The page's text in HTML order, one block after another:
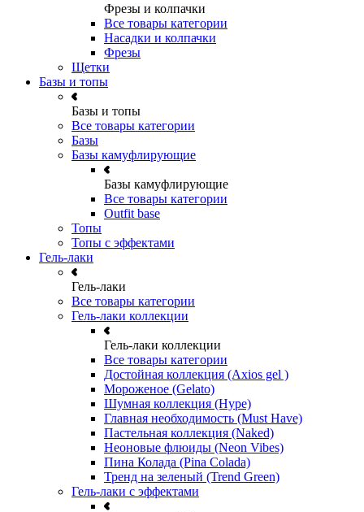
Фрезы и колпачки
Все товары категории
Насадки и колпачки
Фрезы
Щетки
Базы и топы
Базы и топы
Все товары категории
Базы
Базы камуфлирующие
Базы камуфлирующие
Все товары категории
Outfit base
Топы
Топы с эффектами
Гель-лаки
Гель-лаки
Все товары категории
Гель-лаки коллекции
Гель-лаки коллекции
Все товары категории
Достойная коллекция (Axios gel )
Мороженое (Gelato)
Шумная коллекция (Hype)
Главная необходимость (Must Have)
Пастельная коллекция (Naked)
Неоновые флюиды (Neon Vibes)
Пина Колада (Pina Colada)
Тренд на зеленый (Trend Green)
Гель-лаки с эффектами